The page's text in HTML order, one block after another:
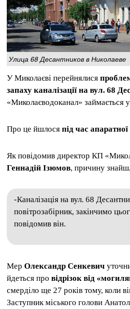
Улица 68 Десантников в Николаеве
У Миколаєві перейнялися
запаху каналізації на вул. 68
«Миколаєводоканал» займається
Про це йшлося під час
Як повідомив директор КП
Геннадій Ізюмов, причину
-Каналізація на вул. 68
повітрозабірник, закінчимо
повідомив він.
Мер Олександр Сенкевич
йдеться про відрізок від
смерділо ще 27 років тому, коли
Заступник міського голови